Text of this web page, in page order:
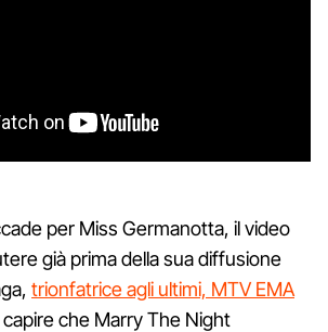
per Miss Germanotta, il video
già prima della sua diffusione
trionfatrice agli ultimi, MTV EMA
che Marry The Night